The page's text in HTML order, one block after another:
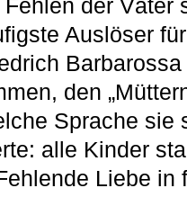
der Väter
Auslöser
den
Sprache sie
alle Kinder
Liebe in